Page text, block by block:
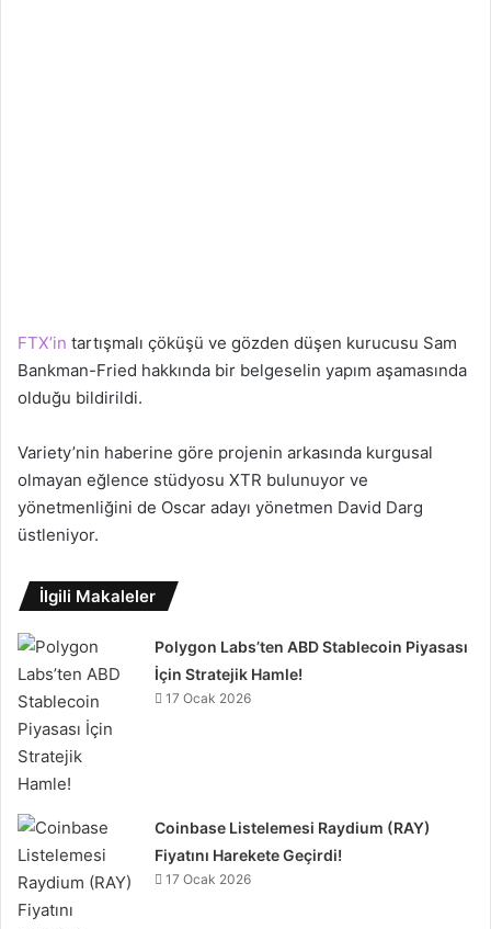
FTX’in tartışmalı çöküşü ve gözden düşen kurucusu Sam
Bankman-Fried hakkında bir belgeselin yapım aşamasında
olduğu bildirildi.
Variety’nin haberine göre projenin arkasında kurgusal
olmayan eğlence stüdyosu XTR bulunuyor ve
yönetmenliğini de Oscar adayı yönetmen David Darg
üstleniyor.
İlgili Makaleler
Polygon Labs’ten ABD Stablecoin Piyasası
İçin Stratejik Hamle!
17 Ocak 2026
Coinbase Listelemesi Raydium (RAY)
Fiyatını Harekete Geçirdi!
17 Ocak 2026